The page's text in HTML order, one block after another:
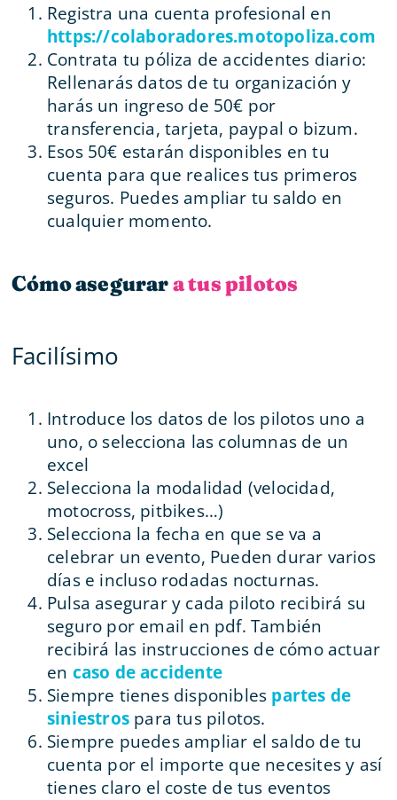
Registra una cuenta profesional en
https://colaboradores.motopoliza.com
Contrata tu póliza de accidentes diario:
Rellenarás datos de tu organización y
harás un ingreso de 50€ por
transferencia, tarjeta, paypal o bizum.
Esos 50€ estarán disponibles en tu
cuenta para que realices tus primeros
seguros. Puedes ampliar tu saldo en
cualquier momento.
Cómo asegurara tus pilotos
Facilísimo
Introduce los datos de los pilotos uno a
uno, o selecciona las columnas de un
excel
Selecciona la modalidad (velocidad,
motocross, pitbikes…)
Selecciona la fecha en que se va a
celebrar un evento, Pueden durar varios
días e incluso rodadas nocturnas.
Pulsa asegurar y cada piloto recibirá su
seguro por email en pdf. También
recibirá las instrucciones de cómo actuar
en caso de accidente
Siempre tienes disponibles partes de
siniestros para tus pilotos.
Siempre puedes ampliar el saldo de tu
cuenta por el importe que necesites y así
tienes claro el coste de tus eventos